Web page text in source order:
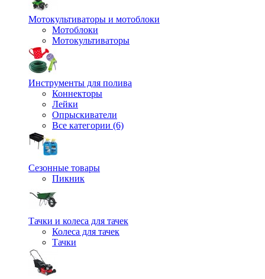
Мотокультиваторы и мотоблоки
Мотоблоки
Мотокультиваторы
Инструменты для полива
Коннекторы
Лейки
Опрыскиватели
Все категории (6)
Сезонные товары
Пикник
Тачки и колеса для тачек
Колеса для тачек
Тачки